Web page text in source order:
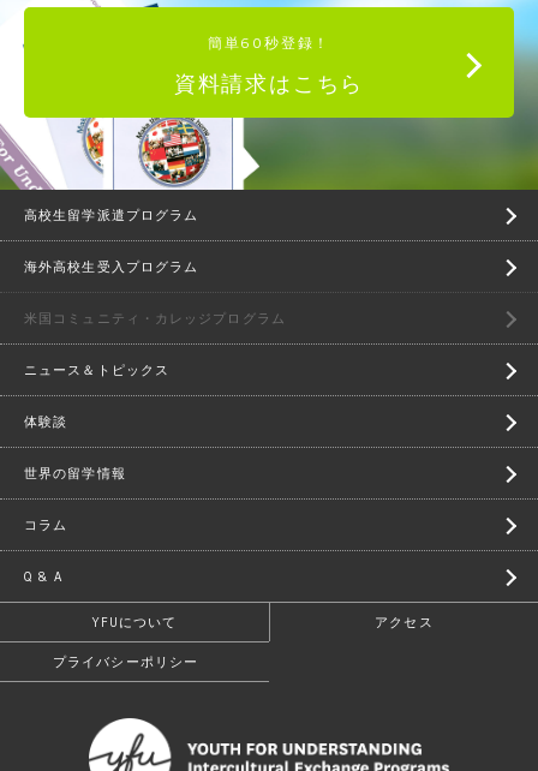
簡単60秒登録！
資料請求はこちら
高校生留学派遣プログラム
海外高校生受入プログラム
米国コミュニティ・カレッジプログラム
ニュース＆トピックス
体験談
世界の留学情報
コラム
Q & A
YFUについて アクセス
プライバシーポリシー